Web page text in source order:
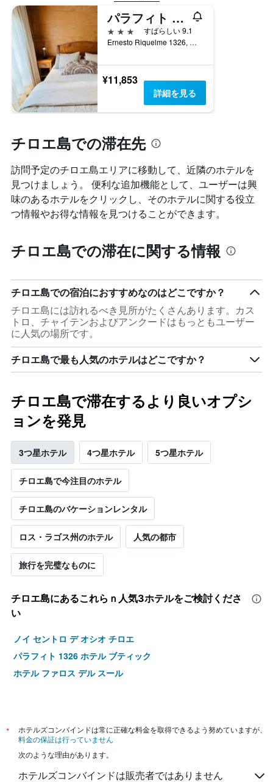
パラフィト 1326 ホテル ブティック
3つ星
すばらしい 9.1
Ernesto Riquelme 1326, カストロ, チリ
¥11,853
詳細を見る
チロエ島での滞在先
訪問予定のチロエ島エリアに移動して、近隣のホテルを
見つけましょう。 便利な追加機能として、ユーザーは興
味のあるホテルをクリックし、そのホテルに関する役立
つ情報やお得な情報を見つけることができます。
チロエ島での滞在に関する情報
チロエ島での宿泊におすすめなのはどこですか？
チロエ島には訪れるべき見所がたくさんあります。カス
トロ、チャイテンおよびアンクードはもっともユーザー
に人気の場所です。
チロエ島で最も人気のホテルはどこですか？
チロエ島で滞在するより良いオプシ
ョンを発見
3つ星ホテル 4つ星ホテル 5つ星ホテル
チロエ島で今注目のホテル
チロエ島のバケーションレンタル
ロス・ラゴス州のホテル 人気の都市
旅行を完璧なものに
チロエ島​にあるこれらｎ人気3ホテルをご検討くださ
い
ノイ セントロ デ オシオ チロエ
パラフィト 1326 ホテル ブティック
ホテル ファロス デル スール
*
ホテルズコンバインドは常に正確な料金を取得できるよう努めていますが、
料金の保証は行っていません
次のような理由があります。
ホテルズコンバインドは販売者ではありません